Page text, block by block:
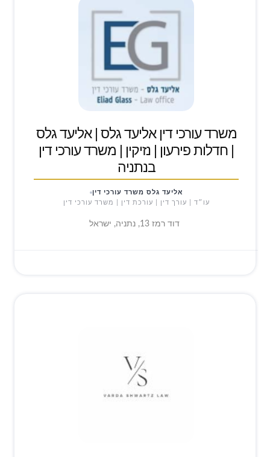
משרד עורכי דין אליעד גלס | אליעד גלס
| חדלות פירעון | נזיקין | משרד עורכי דין
בנתניה
אליעד גלס משרד עורכי דין
עו״ד | עורך דין | עורכת דין | משרד עורכי דין
דוד רמז 13, נתניה, ישראל